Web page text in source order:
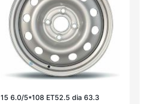
15 6.0/5*108 ET52.5 dia 63.3